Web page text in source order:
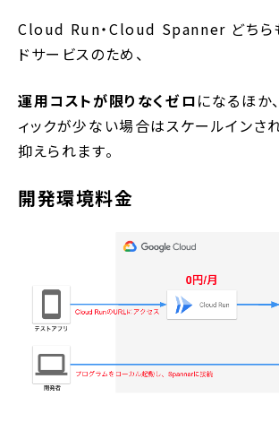
Cloud Run・Cloud Spanner どちら
ドサービスのため、
運用コストが限りなくゼロになるほか
ィックが少ない場合はスケールインさ
抑えられます。
開発環境料金